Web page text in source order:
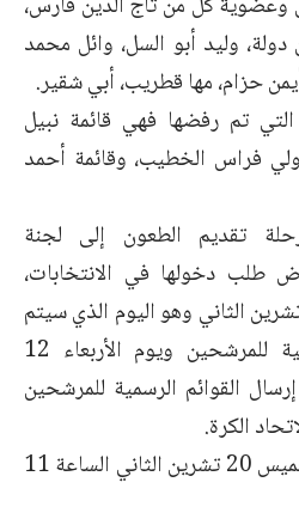
دولة، وليد أبو السل، وائل محمد
حزام، مها قطريب، أبي شقير.
التي تم رفضها فهي قائمة نبيل
فراس الخطيب، وقائمة أحمد
تقديم الطعون إلى لجنة
طلب دخولها في الانتخابات،
إلى يوم الإثنين 3 تشرين الثاني وهو اليوم الذي سيتم
فيه إعلان القوائم الرسمية للمرشحين ويوم الأربعاء 12
القوائم الرسمية للمرشحين
الكرة.
وستقام الإنتخابات يوم الخميس 20 تشرين الثاني الساعة 11